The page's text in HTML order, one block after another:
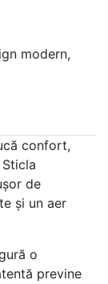
modern,
confort,
de
și un aer
o
previne